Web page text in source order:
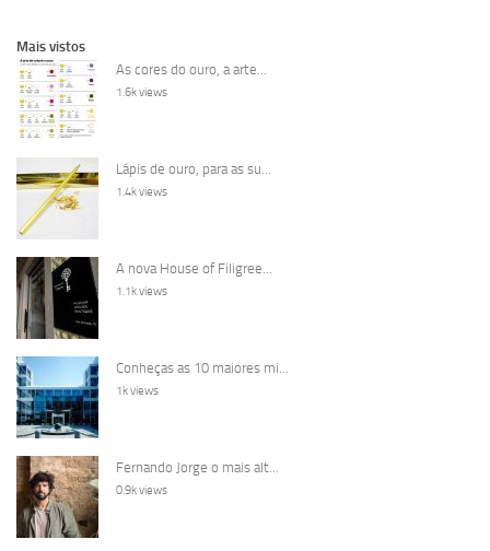
Mais vistos
As cores do ouro, a arte...
1.6k views
Lápis de ouro, para as su...
1.4k views
A nova House of Filigree...
1.1k views
Conheças as 10 maiores mi...
1k views
Fernando Jorge o mais alt...
0.9k views